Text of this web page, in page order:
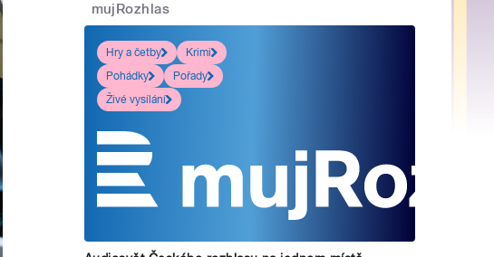
mujRozhlas
Hry a četby
Krimi
Pohádky
Pořady
Živé vysílání